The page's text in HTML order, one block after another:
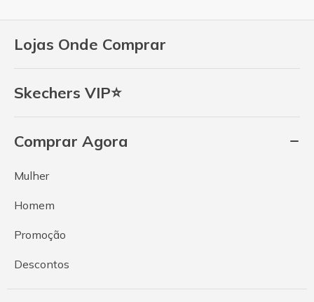
Lojas Onde Comprar
Skechers VIP⭐
Comprar Agora
Mulher
Homem
Promoção
Descontos